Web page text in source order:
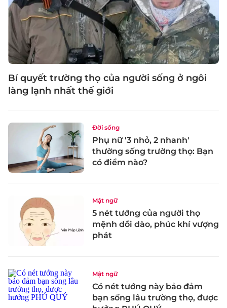
Bí quyết trường thọ của người sống ở ngôi
làng lạnh nhất thế giới
Đời sống
Phụ nữ '3 nhỏ, 2 nhanh'
thường sống trường thọ: Bạn
có điểm nào?
Mật ngữ
5 nét tướng của người thọ
mệnh dồi dào, phúc khí vượng
phát
Mật ngữ
Có nét tướng này bảo đảm
bạn sống lâu trường thọ, được